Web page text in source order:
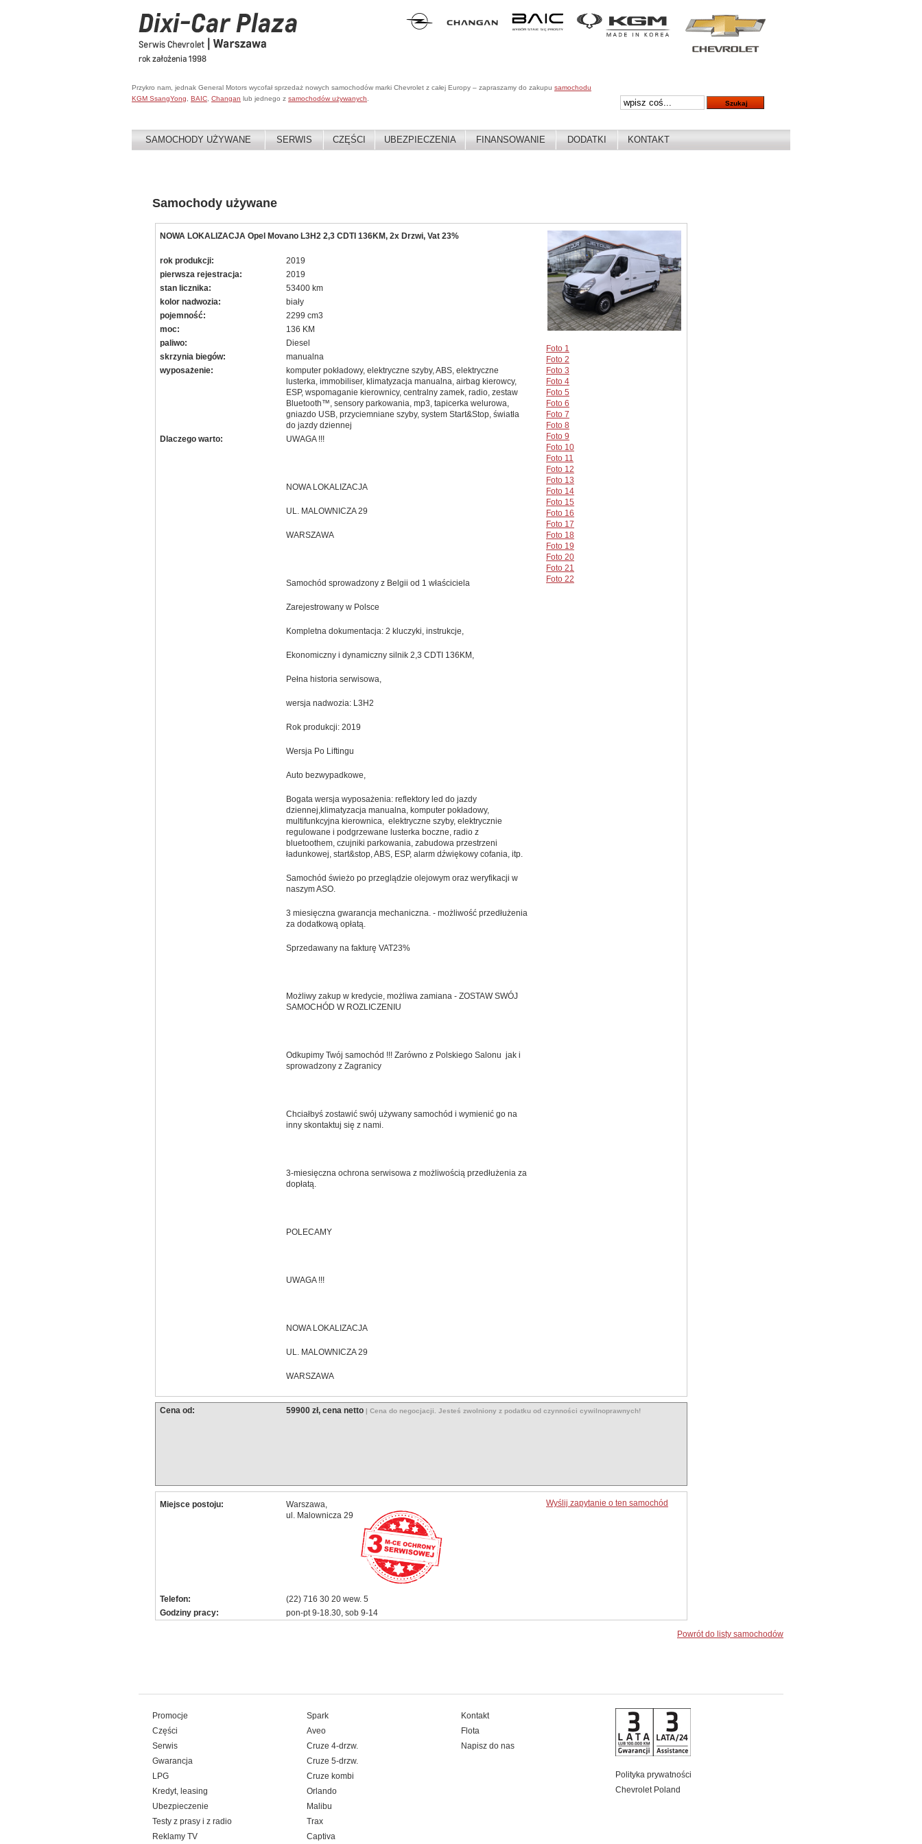
Przykro nam, jednak General Motors wycofał sprzedaż nowych samochodów marki Chevrolet z całej Europy – zapraszamy do zakupu samochodu
KGM SsangYong
BAIC Changan lub jednego z samochodów używanych
SAMOCHODY UŻYWANE SERWIS CZĘŚCI UBEZPIECZENIA FINANSOWANIE DODATKI KONTAKT
Samochody używane
NOWA LOKALIZACJA Opel Movano L3H2 2,3 CDTI 136KM, 2x Drzwi, Vat 23%
rok produkcji:
2019
pierwsza rejestracja:
2019
stan licznika:
53400 km
kolor nadwozia:
biały
pojemność:
2299 cm3
moc:
136 KM
paliwo:
Diesel
skrzynia biegów:
manualna
wyposażenie:
komputer pokładowy, elektryczne szyby, ABS, elektryczne
lusterka, immobiliser, klimatyzacja manualna, airbag kierowcy,
ESP, wspomaganie kierownicy, centralny zamek, radio, zestaw
Bluetooth™, sensory parkowania, mp3, tapicerka welurowa,
gniazdo USB, przyciemniane szyby, system Start&Stop, światła
do jazdy dziennej
Dlaczego warto:
UWAGA !!!
NOWA LOKALIZACJA
UL. MALOWNICZA 29
WARSZAWA
Samochód sprowadzony z Belgii od 1 właściciela
Zarejestrowany w Polsce
Kompletna dokumentacja: 2 kluczyki, instrukcje,
Ekonomiczny i dynamiczny silnik 2,3 CDTI 136KM,
Pełna historia serwisowa,
wersja nadwozia: L3H2
Rok produkcji: 2019
Wersja Po Liftingu
Auto bezwypadkowe,
Bogata wersja wyposażenia: reflektory led do jazdy
dziennej,klimatyzacja manualna, komputer pokładowy,
multifunkcyjna kierownica, elektryczne szyby, elektrycznie
regulowane i podgrzewane lusterka boczne, radio z
bluetoothem, czujniki parkowania, zabudowa przestrzeni
ładunkowej, start&stop, ABS, ESP, alarm dźwiękowy cofania, itp.
Samochód świeżo po przeglądzie olejowym oraz weryfikacji w
naszym ASO.
3 miesięczna gwarancja mechaniczna. - możliwość przedłużenia
za dodatkową opłatą.
Sprzedawany na fakturę VAT23%
Możliwy zakup w kredycie, możliwa zamiana - ZOSTAW SWÓJ
SAMOCHÓD W ROZLICZENIU
Odkupimy Twój samochód !!! Zarówno z Polskiego Salonu jak i
sprowadzony z Zagranicy
Chciałbyś zostawić swój używany samochód i wymienić go na
inny skontaktuj się z nami.
3-miesięczna ochrona serwisowa z możliwością przedłużenia za
dopłatą.
POLECAMY
UWAGA !!!
NOWA LOKALIZACJA
UL. MALOWNICZA 29
WARSZAWA
Foto 1
Foto 2
Foto 3
Foto 4
Foto 5
Foto 6
Foto 7
Foto 8
Foto 9
Foto 10
Foto 11
Foto 12
Foto 13
Foto 14
Foto 15
Foto 16
Foto 17
Foto 18
Foto 19
Foto 20
Foto 21
Foto 22
Cena od: 59900 zł, cena netto | Cena do negocjacji. Jesteś zwolniony z podatku od czynności cywilnoprawnych!
Miejsce postoju:
Warszawa,
ul. Malownicza 29
Telefon:
(22) 716 30 20 wew. 5
Godziny pracy:
pon-pt 9-18.30, sob 9-14
Wyślij zapytanie o ten samochód
Powrót do listy samochodów
Promocje
Części
Serwis
Gwarancja
LPG
Kredyt, leasing
Ubezpieczenie
Testy z prasy i z radio
Reklamy TV
Spark
Aveo
Cruze 4-drzw.
Cruze 5-drzw.
Cruze kombi
Orlando
Malibu
Trax
Captiva
Kontakt
Flota
Napisz do nas
Polityka prywatności
Chevrolet Poland